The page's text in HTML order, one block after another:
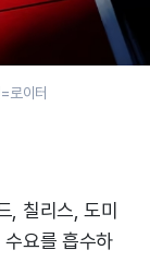
로이터
, 칠리스, 도미
요를 흡수하